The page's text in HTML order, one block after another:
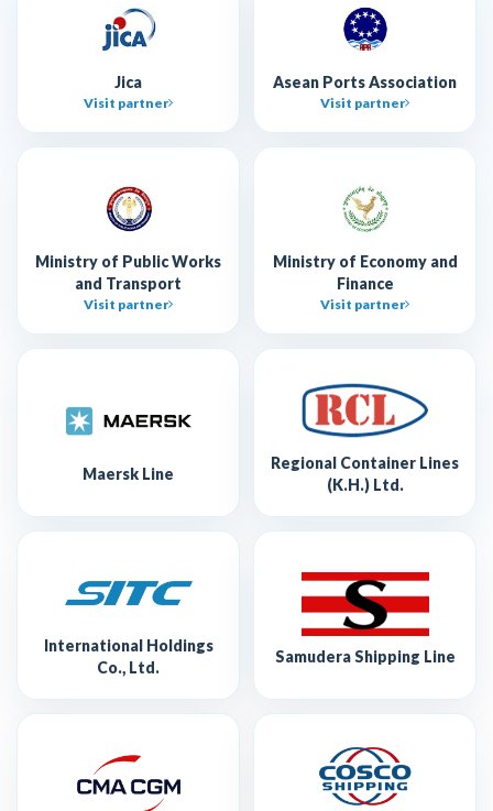
Jica
Visit partner
Asean Ports Association
Visit partner
Ministry of Public Works
and Transport
Visit partner
Ministry of Economy and
Finance
Visit partner
Maersk Line
Regional Container Lines
(K.H.) Ltd.
International Holdings
Co., Ltd.
Samudera Shipping Line